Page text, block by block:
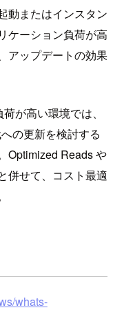
動またはインスタン
ケーション負荷が高
アップデートの効果
が高い環境では、
の更新を検討する
Optimized Reads や
併せて、コスト最適
whats-